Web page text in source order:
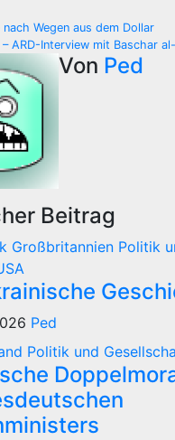
nach Wegen aus dem Dollar
– ARD-Interview mit Baschar
Von Ped
Beitrag
Großbritannien Politik
Ped
Politik und